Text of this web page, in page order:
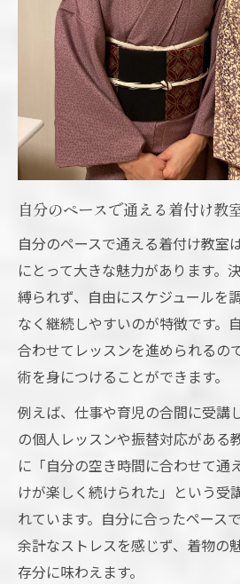
自分のペースで通える着付け教
自分のペースで通える着付け教室
にとって大きな魅力があります。
縛られず、自由にスケジュールを
なく継続しやすいのが特徴です。
合わせてレッスンを進められるの
術を身につけることができます。
例えば、仕事や育児の合間に受講
の個人レッスンや振替対応がある
に「自分の空き時間に合わせて通
けが楽しく続けられた」という受
れています。自分に合ったペース
余計なストレスを感じず、着物の
存分に味わえます。